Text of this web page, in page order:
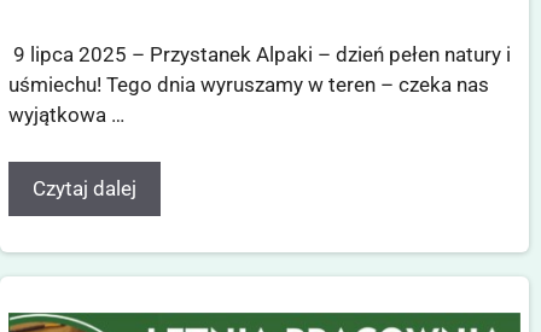
9 lipca 2025 – Przystanek Alpaki – dzień pełen natury i
uśmiechu! Tego dnia wyruszamy w teren – czeka nas
wyjątkowa …
Czytaj dalej